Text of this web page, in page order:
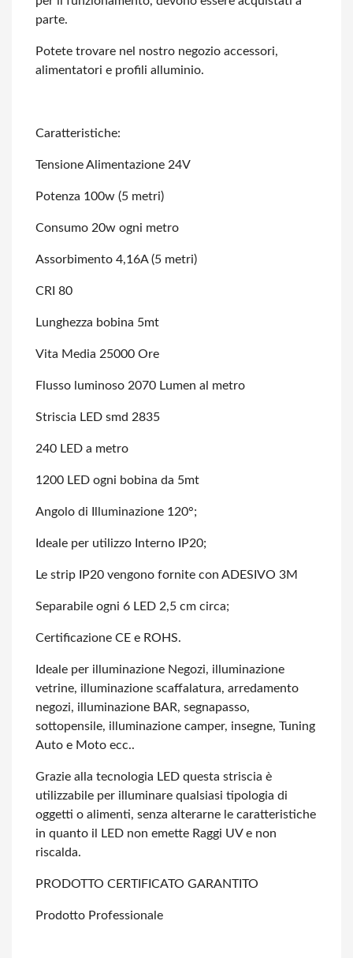
parte.
Potete trovare nel nostro negozio accessori,
alimentatori e profili alluminio.
Caratteristiche:
Tensione Alimentazione 24V
Potenza 100w (5 metri)
Consumo 20w ogni metro
Assorbimento 4,16A (5 metri)
CRI 80
Lunghezza bobina 5mt
Vita Media 25000 Ore
Flusso luminoso 2070 Lumen al metro
Striscia LED smd 2835
240 LED a metro
1200 LED ogni bobina da 5mt
Angolo di Illuminazione 120°;
Ideale per utilizzo Interno IP20;
Le strip IP20 vengono fornite con ADESIVO 3M
Separabile ogni 6 LED 2,5 cm circa;
Certificazione CE e ROHS.
Ideale per illuminazione Negozi, illuminazione
vetrine, illuminazione scaffalatura, arredamento
negozi, illuminazione BAR, segnapasso,
sottopensile, illuminazione camper, insegne, Tuning
Auto e Moto ecc..
Grazie alla tecnologia LED questa striscia è
utilizzabile per illuminare qualsiasi tipologia di
oggetti o alimenti, senza alterarne le caratteristiche
in quanto il
LED non emette Raggi UV e non
riscalda.
PRODOTTO CERTIFICATO GARANTITO
Prodotto Professionale